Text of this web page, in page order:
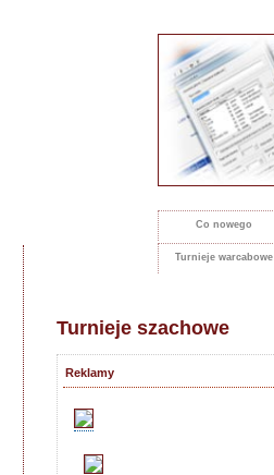
Co nowego
Turnieje warcabowe
Turnieje szachowe
Reklamy